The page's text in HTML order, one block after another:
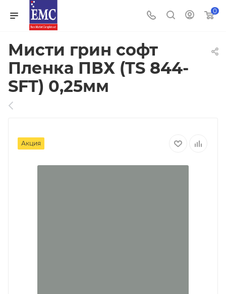
0
Мисти грин софт
Пленка ПВХ (TS 844-
SFT) 0,25мм
Акция